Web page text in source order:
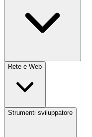
Rete e Web
Strumenti sviluppatore